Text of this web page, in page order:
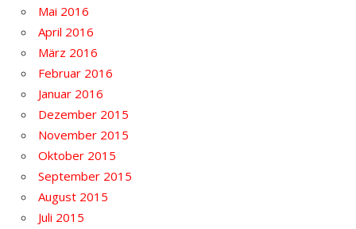
Mai 2016
April 2016
März 2016
Februar 2016
Januar 2016
Dezember 2015
November 2015
Oktober 2015
September 2015
August 2015
Juli 2015